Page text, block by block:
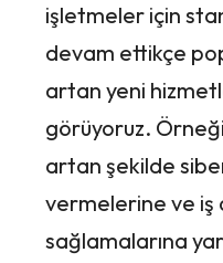
işletmeler için
devam ettikçe
artan yeni
görüyoruz.
artan şekilde siber
vermelerine ve iş
sağlamalarına